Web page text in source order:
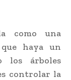
como una
haya un
los árboles
controlar la